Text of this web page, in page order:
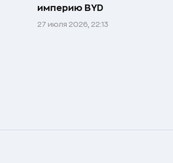
империю BYD
27 июля 2026, 22:13